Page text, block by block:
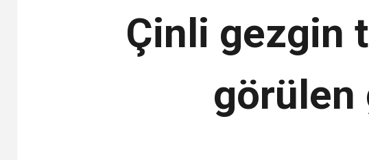
Çinli gezgin
görülen